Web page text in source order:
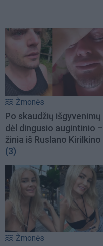
Žmonės
Po skaudžių išgyvenimų
dėl dingusio augintinio –
žinia iš Ruslano Kirilkino
(3)
Žmonės